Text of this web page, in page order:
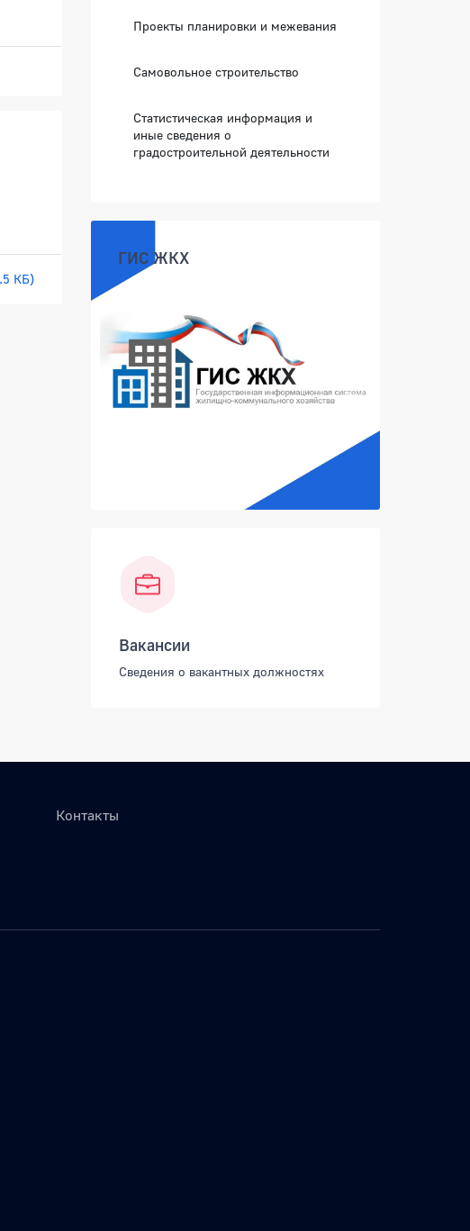
КБ)
Проекты планировки и межевания
Самовольное строительство
Статистическая информация и
иные сведения о
градостроительной деятельности
ГИС ЖКХ
Вакансии
Сведения о вакантных должностях
Контакты